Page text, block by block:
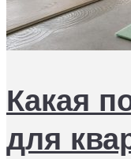
Какая
для